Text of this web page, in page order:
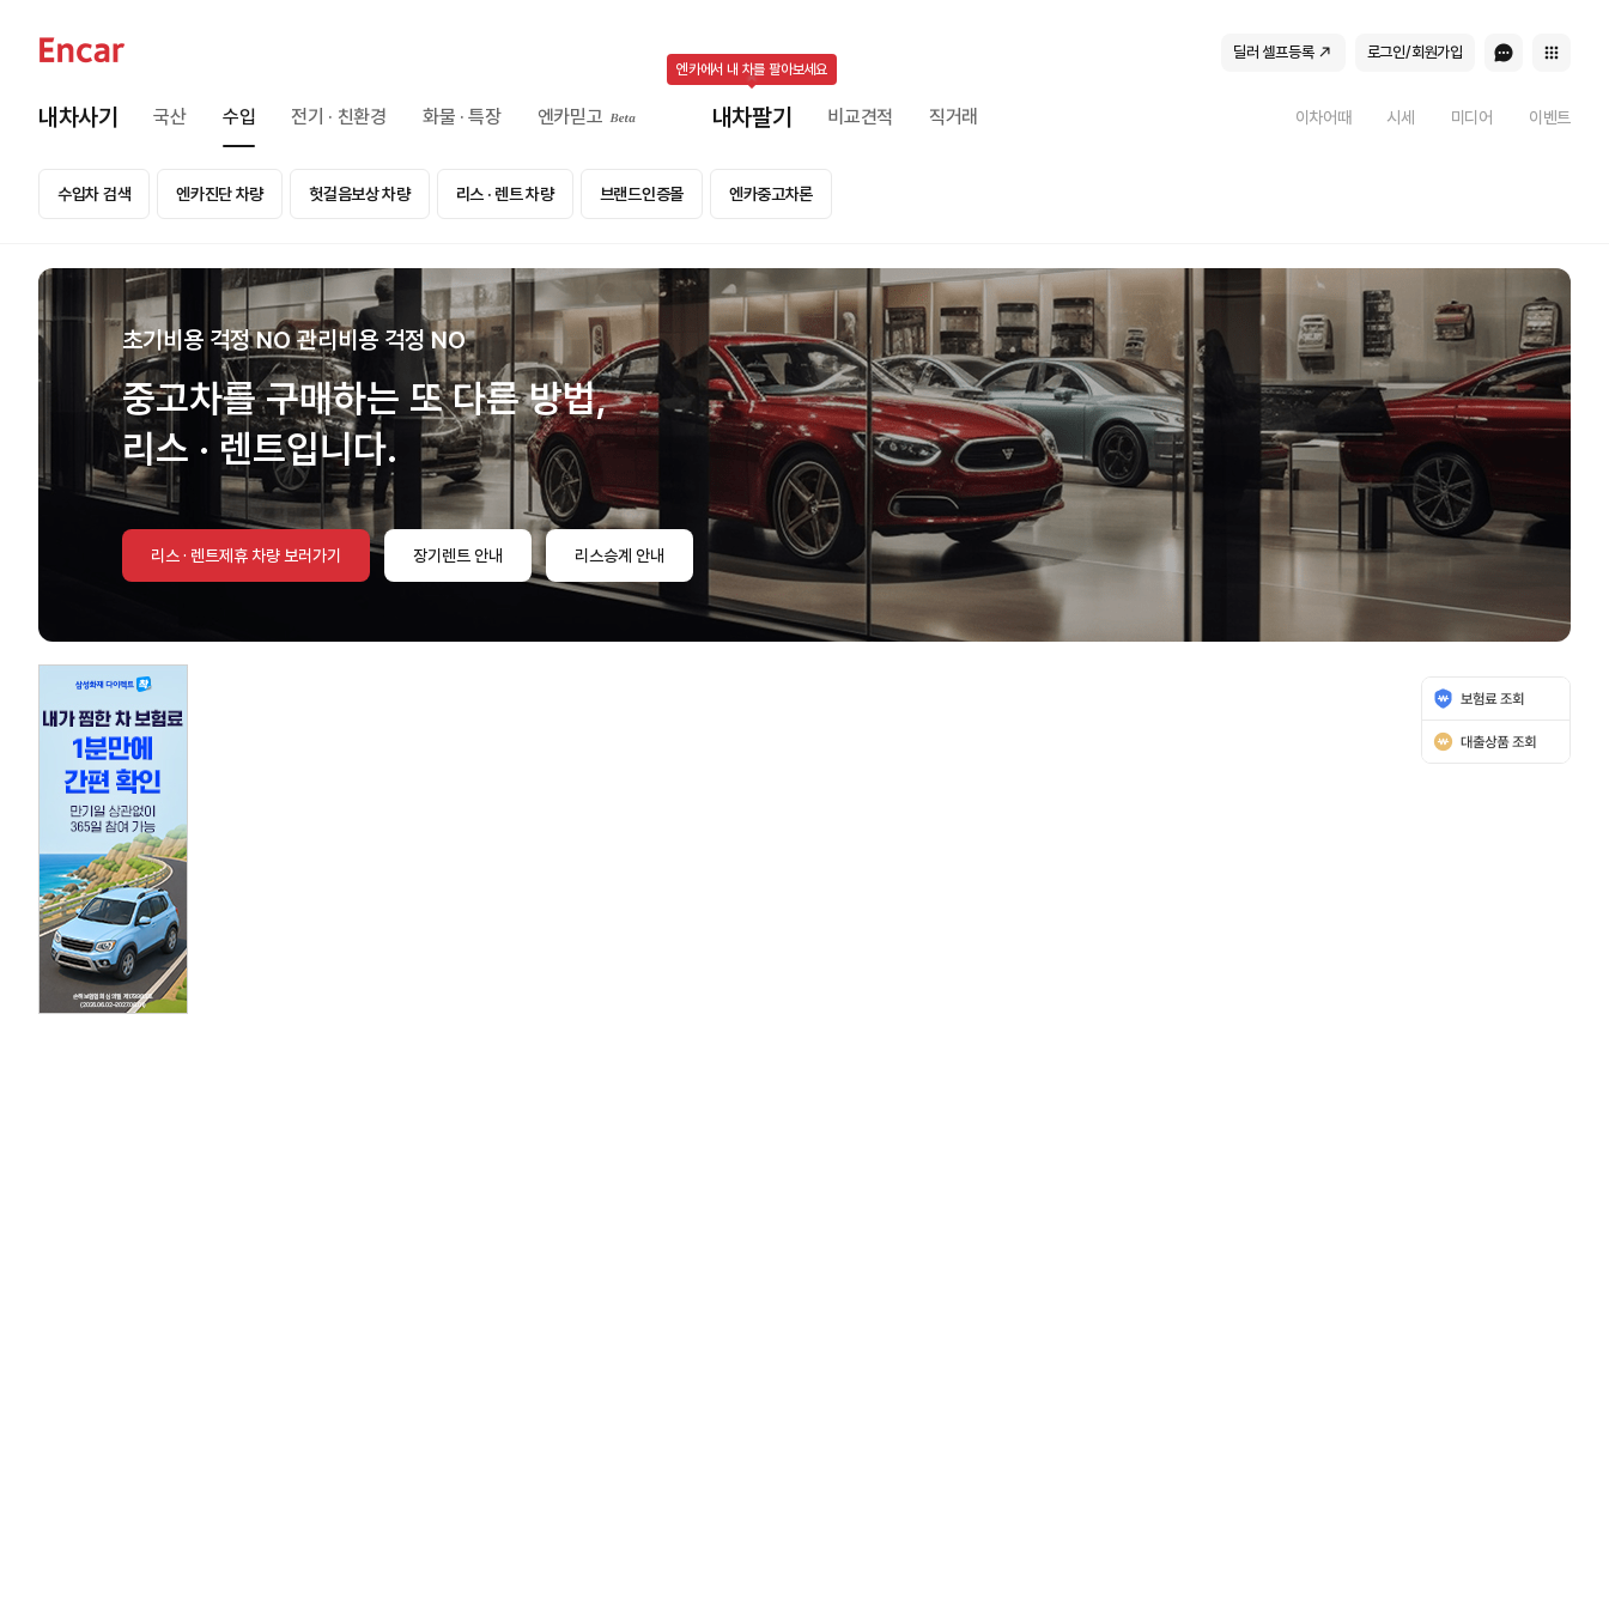
내차사기 국산 수입 전기 · 친환경 화물 · 특장 엔카믿고 내차팔기
엔카에서 내 차를 팔아보세요
비교견적 직거래 이차어때 시세 미디어 이벤트
딜러 셀프등록 로그인/회원가입
수입차 검색 엔카진단 차량 헛걸음보상 차량 리스 · 렌트 차량 브랜드인증몰 엔카중고차론
초기비용 걱정 NO 관리비용 걱정 NO
중고차를 구매하는 또 다른 방법,
리스 · 렌트입니다.
리스 · 렌트제휴 차량 보러가기 장기렌트 안내 리스승계 안내